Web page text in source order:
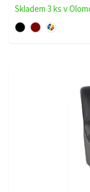
Skladem 3 ks v